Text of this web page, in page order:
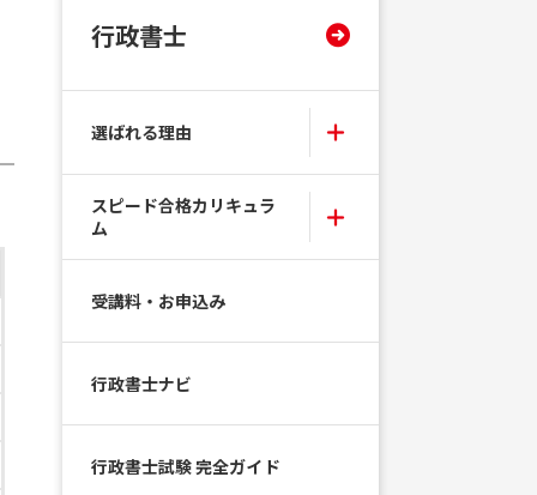
行政書士
選ばれる理由
スピード合格カリキュラ
ム
受講料・お申込み
行政書士ナビ
行政書士試験 完全ガイド